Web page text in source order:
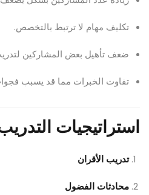
تكليف مهام لا ترتبط بالتخصص.
ضعف تأهيل بعض المشاركين
تفاوت الخبرات مما قد يسبب
استراتيجيات
تدريب الأقران
محادثات الفضول